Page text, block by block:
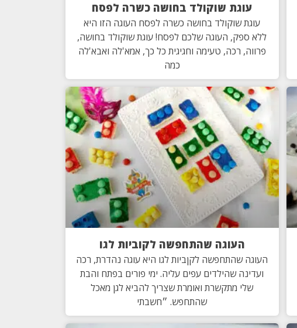
עוגת שוקולד בחושה כשרה לפסח
עוגת שוקולד בחושה כשרה לפסח העוגה הזו היא
ללא ספק, העוגה שלכם לפסח! עוגת שוקולד בחושה,
פרווה, רכה, טעימה וחגיגית כל כך, אמא'לה ואבא'לה
כמה
העוגה שהתחפשה לקוביות לגו
העוגה שהתחפשה לקןביות לגו היא עוגה נהדרת, רכה
ועדינה שהילדים עפים עליה. ימי פורים בפתח והבת
שלי מתקשרת ואומרת שצריך להביא לגן מאכל
שהתחפש. ״חשבתי